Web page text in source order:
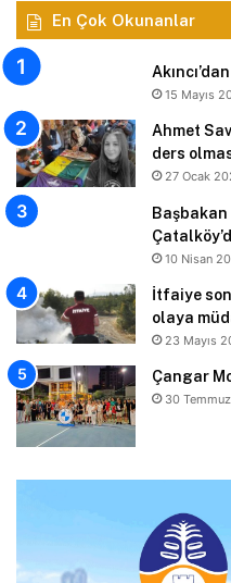
En Çok Okunanlar
15 Mayıs
Ahmet
ders
27 Ocak
Başbakan
10 Nisan
İtfaiye
olaya
23 Mayıs
Çangar
30